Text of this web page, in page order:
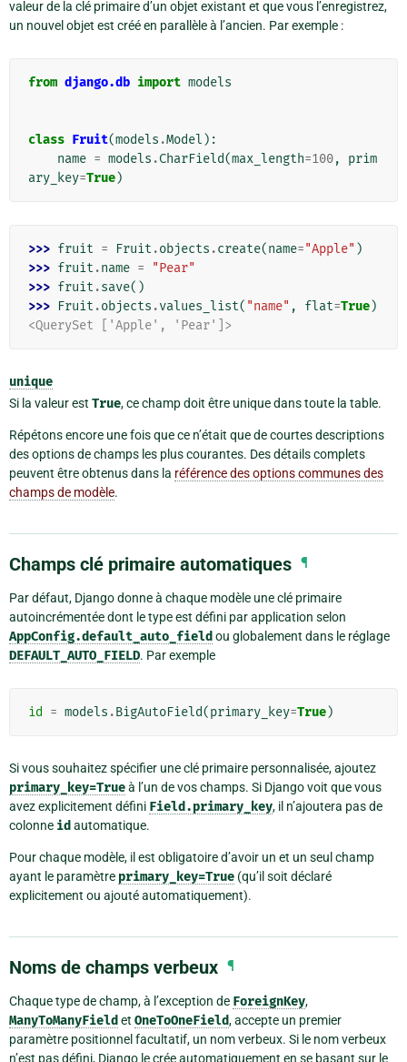
valeur de la clé primaire d’un objet existant et que vous l’enregistrez,
un nouvel objet est créé en parallèle à l’ancien. Par exemple :
from django.db import models
class Fruit(models .Model ):
name = models .CharField(max_length=100,
prim
ary_key=True)
>>> fruit = Fruit .objects .create(name="Apple" )
>>> fruit .name =
"Pear"
>>> fruit .save()
>>> Fruit .objects .values_list( "name" , flat=True)
<QuerySet ['Apple', 'Pear']>
unique
Si la valeur est True, ce champ doit être unique dans toute la table.
Répétons encore une fois que ce n’était que de courtes descriptions
des options de champs les plus courantes. Des détails complets
peuvent être obtenus dans la référence des options communes des
champs de modèle.
Champs clé primaire automatiques ¶
Par défaut, Django donne à chaque modèle une clé primaire
autoincrémentée dont le type est défini par application selon
AppConfig.default_auto_field ou globalement dans le réglage
DEFAULT_AUTO_FIELD. Par exemple
id = models .BigAutoField(primary_key=True)
Si vous souhaitez spécifier une clé primaire personnalisée, ajoutez
primary_key=Trueà l’un de vos champs. Si Django voit que vous
avez explicitement défini Field.primary_key, il n’ajoutera pas de
colonne id automatique.
Pour chaque modèle, il est obligatoire d’avoir un et un seul champ
ayant le paramètre primary_key=True (qu’il soit déclaré
explicitement ou ajouté automatiquement).
Noms de champs verbeux ¶
Chaque type de champ, à l’exception de ForeignKey,
ManyToManyField et OneToOneField, accepte un premier
paramètre positionnel facultatif, un nom verbeux. Si le nom verbeux
n’est pas défini, Django le crée automatiquement en se basant sur le